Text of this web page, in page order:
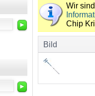
►
►
Wir
Chip
Bild